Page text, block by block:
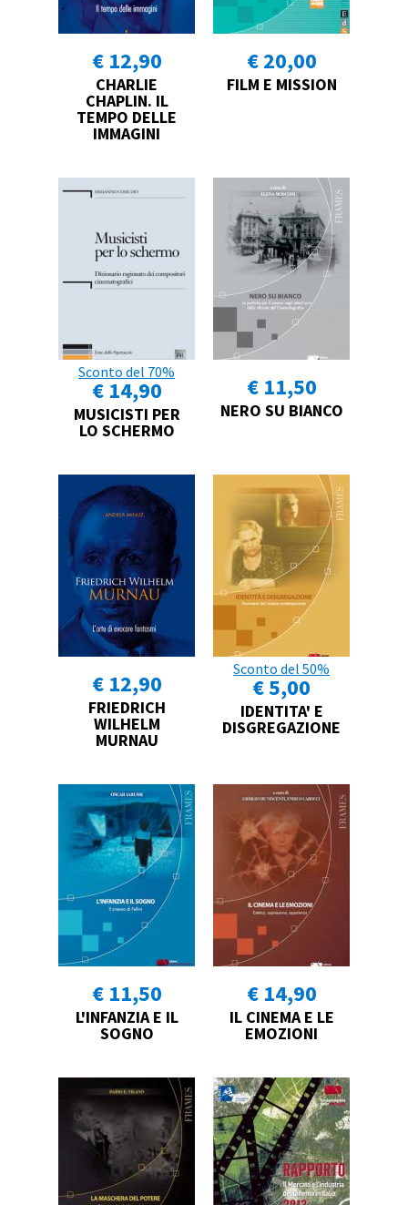
€ 12,90
CHARLIE
CHAPLIN. IL
TEMPO DELLE
IMMAGINI
€ 20,00
FILM E MISSION
Sconto del 70%
€ 14,90
MUSICISTI PER
LO SCHERMO
€ 11,50
NERO SU BIANCO
€ 12,90
FRIEDRICH
WILHELM
MURNAU
Sconto del 50%
€ 5,00
IDENTITA' E
DISGREGAZIONE
€ 11,50
L'INFANZIA E IL
SOGNO
€ 14,90
IL CINEMA E LE
EMOZIONI